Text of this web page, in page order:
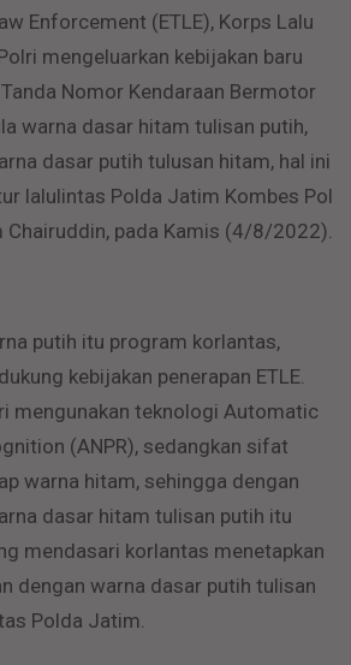
Enforcement (ETLE), Korps Lalu
mengeluarkan kebijakan baru
Nomor Kendaraan Bermotor
warna dasar hitam tulisan putih,
dasar putih tulusan hitam, hal ini
lalulintas Polda Jatim Kombes Pol
Chairuddin, pada Kamis (4/8/2022).
putih itu program korlantas,
kebijakan penerapan ETLE.
mengunakan teknologi Automatic
(ANPR), sedangkan sifat
warna hitam, sehingga dengan
dasar hitam tulisan putih itu
mendasari korlantas menetapkan
dengan warna dasar putih tulisan
Polda Jatim.